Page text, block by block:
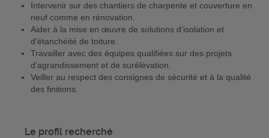
Intervenir sur des chantiers de charpente et couverture en
neuf comme en rénovation.
Aider à la mise en œuvre de solutions d’isolation et
d’étanchéité de toiture.
Travailler avec des équipes qualifiées sur des projets
d’agrandissement et de surélévation.
Veiller au respect des consignes de sécurité et à la qualité
des finitions.
Le profil recherché